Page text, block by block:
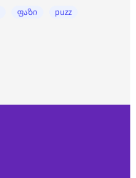
ფაზი
puzz